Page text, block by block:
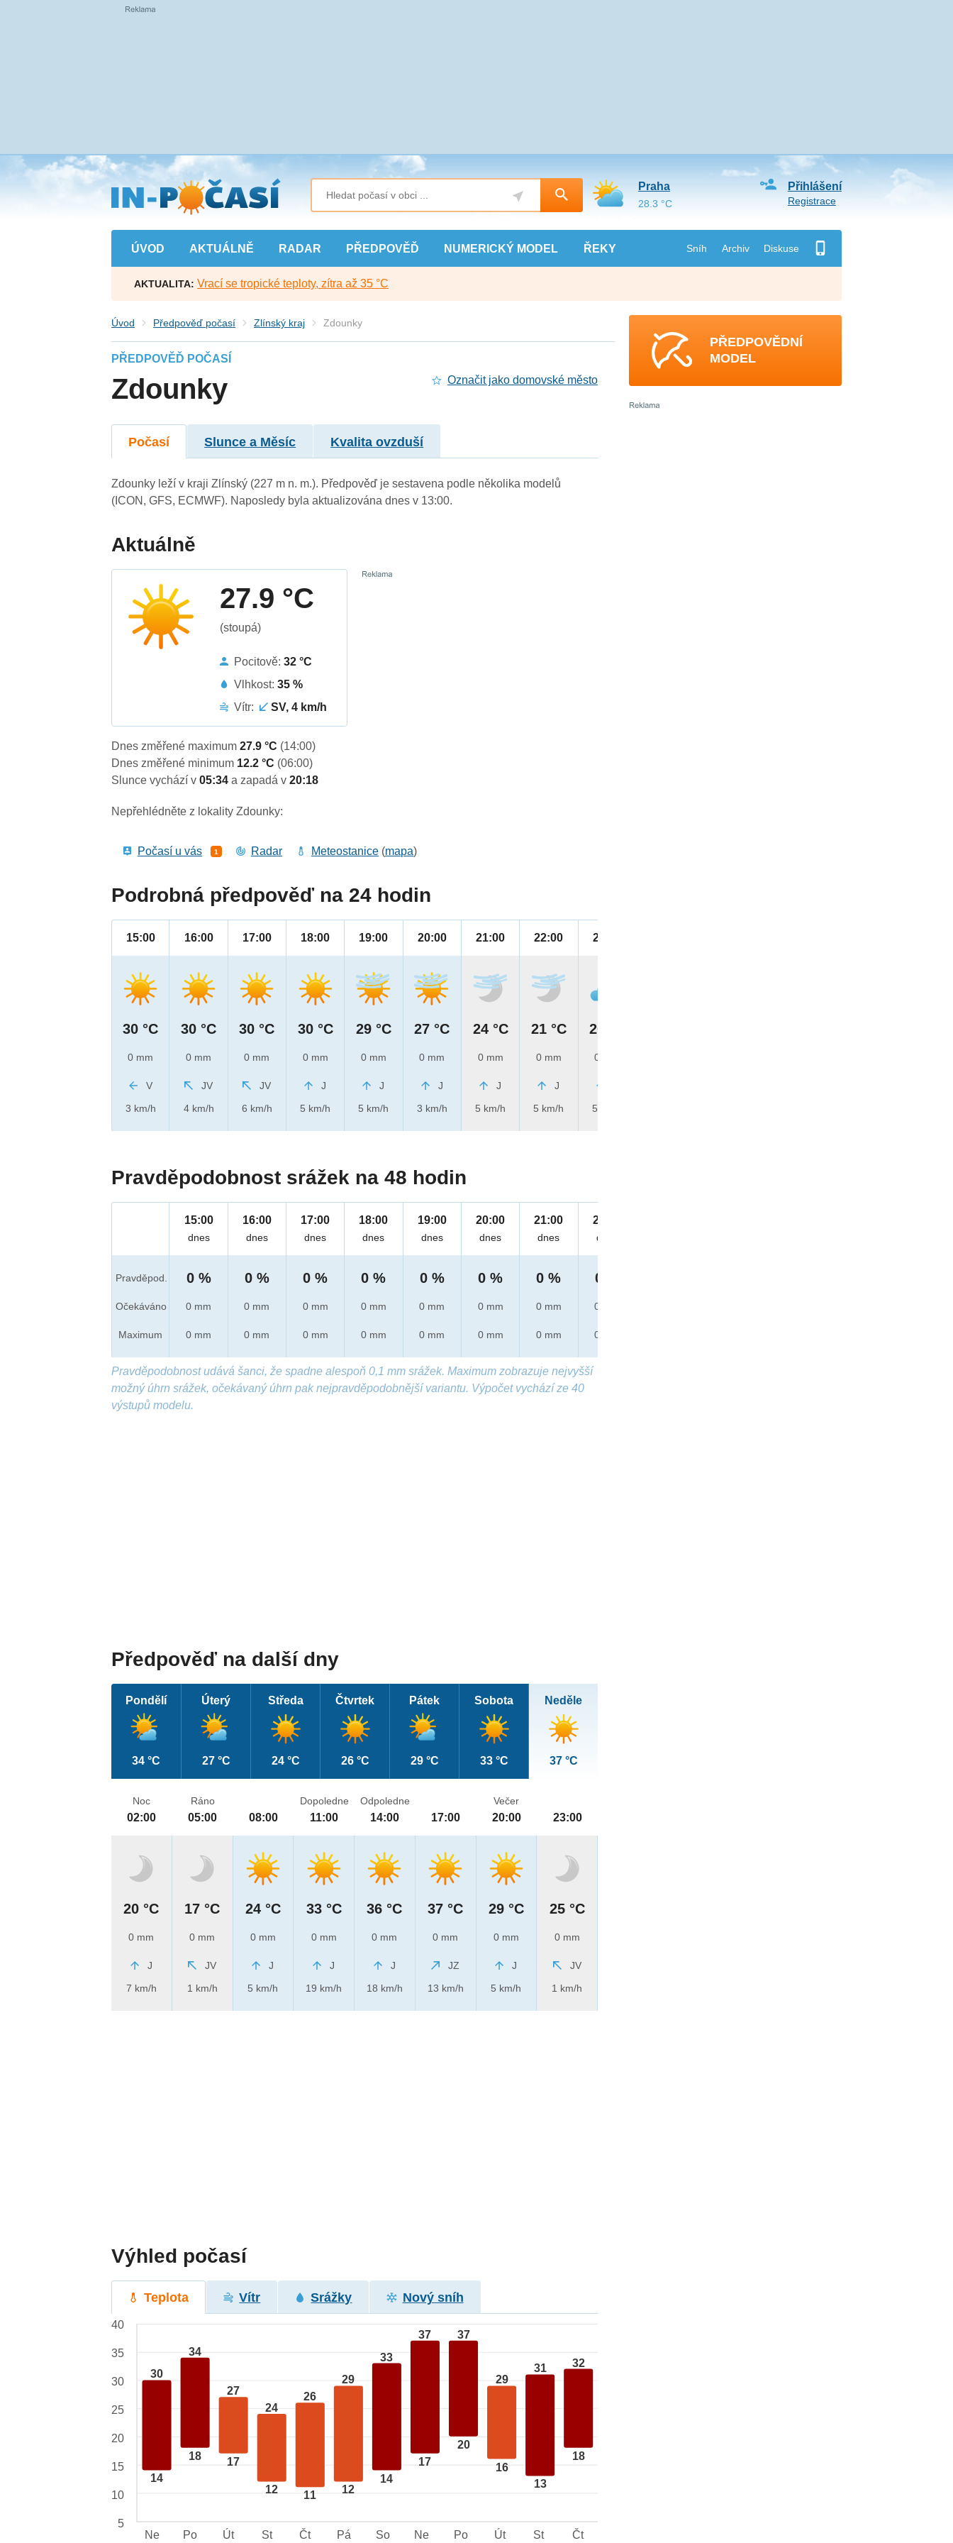
Přejít
na
hlavní
obsah
ÚVOD AKTUÁLNĚ RADAR PŘEDPOVĚĎ NUMERICKÝ MODEL ŘEKY Sníh Archiv Diskuse
Přihlášení
Registrace
Praha
28.3 °C
AKTUALITA: Vrací se tropické teploty, zítra až 35 °C
Úvod Předpověď počasí Zlínský kraj Zdounky
PŘEDPOVĚĎ POČASÍ
Zdounky Označit jako domovské město
Počasí Slunce a Měsíc Kvalita ovzduší
Zdounky leží v kraji Zlínský (227 m n. m.). Předpověď je sestavena podle několika modelů
(ICON, GFS, ECMWF). Naposledy byla aktualizována dnes v 13:00.
Aktuálně
27.9 °C
(stoupá)
Pocitově:32 °C
Vlhkost:35 %
Vítr:
SV, 4 km/h
Dnes změřené maximum27.9 °C (14:00)
Dnes změřené minimum 12.2 °C (06:00)
Slunce vychází v05:34a zapadá v20:18
Nepřehlédněte z lokality Zdounky:
Počasí u vás 1 Radar Meteostanice (mapa)
Podrobná předpověď na 24 hodin
15:00
30 °C
0 mm
V
3 km/h
16:00
30 °C
0 mm
JV
4 km/h
17:00
30 °C
0 mm
JV
6 km/h
18:00
30 °C
0 mm
J
5 km/h
19:00
29 °C
0 mm
J
5 km/h
20:00
27 °C
0 mm
J
3 km/h
21:00
24 °C
0 mm
J
5 km/h
22:00
21 °C
0 mm
J
5 km/h
23:00
20 °C
0 mm
5 km/h
Pravděpodobnost srážek na 48 hodin
Pravděpod.
Očekáváno
Maximum
15:00
dnes
0 %
0 mm
0 mm
16:00
dnes
0 %
0 mm
0 mm
17:00
dnes
0 %
0 mm
0 mm
18:00
dnes
0 %
0 mm
0 mm
19:00
dnes
0 %
0 mm
0 mm
20:00
dnes
0 %
0 mm
0 mm
21:00
dnes
0 %
0 mm
0 mm
22:00
dnes
0 %
0 mm
0 mm
Pravděpodobnost udává šanci, že spadne alespoň 0,1 mm srážek. Maximum zobrazuje nejvyšší
možný úhrn srážek, očekávaný úhrn pak nejpravděpodobnější variantu. Výpočet vychází ze 40
výstupů modelu.
Předpověď na další dny
Pondělí
34 °C
Úterý
27 °C
Středa
24 °C
Čtvrtek
26 °C
Pátek
29 °C
Sobota
33 °C
Neděle
37 °C
Noc
02:00
20 °C
0 mm
J
7 km/h
Ráno
05:00
17 °C
0 mm
JV
1 km/h
08:00
24 °C
0 mm
J
5 km/h
Dopoledne
11:00
33 °C
0 mm
J
19 km/h
Odpoledne
14:00
36 °C
0 mm
J
18 km/h
17:00
37 °C
0 mm
JZ
13 km/h
Večer
20:00
29 °C
0 mm
J
5 km/h
23:00
25 °C
0 mm
JV
1 km/h
Výhled počasí
Teplota Vítr Srážky Nový sníh
30
14
34
18
27
17
24
12
26
11
29
12
33
14
37
17
37
20
29
16
31
13
32
18
40
35
30
25
20
15
10
5
Ne
Po Út St Čt Pá So Ne Po Út St Čt
PŘEDPOVĚDNÍ
MODEL